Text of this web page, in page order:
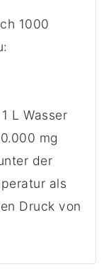
1000
L Wasser
mg
der
als
Druck von